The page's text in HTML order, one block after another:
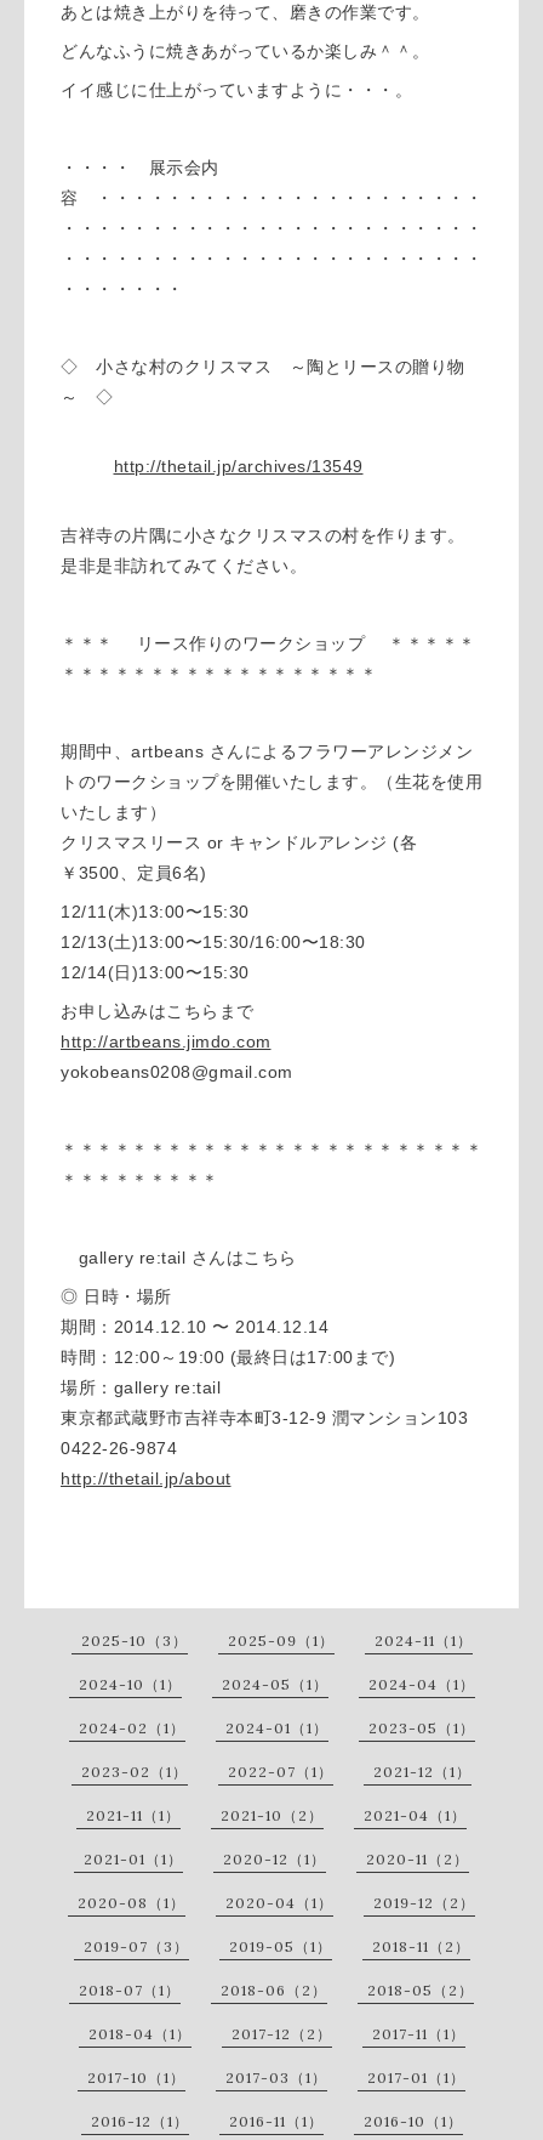
あとは焼き上がりを待って、磨きの作業です。
どんなふうに焼きあがっているか楽しみ＾＾。
イイ感じに仕上がっていますように・・・。
・・・・ 展示会内
容 ・・・・・・・・・・・・・・・・・・・・・・
・・・・・・・・・・・・・・・・・・・・・・・・
・・・・・・・・・・・・・・・・・・・・・・・・
・・・・・・・
◇ 小さな村のクリスマス ～陶とリースの贈り物
～ ◇
http://thetail.jp/archives/13549
吉祥寺の片隅に小さなクリスマスの村を作ります。
是非是非訪れてみてください。
＊＊＊ リース作りのワークショップ ＊＊＊＊＊
＊＊＊＊＊＊＊＊＊＊＊＊＊＊＊＊＊＊
期間中、artbeans さんによるフラワーアレンジメン
トのワークショップを開催いたします。（生花を使用
いたします）
クリスマスリース or キャンドルアレンジ (各
￥3500、定員6名)
12/11(木)13:00〜15:30
12/13(土)13:00〜15:30/16:00〜18:30
12/14(日)13:00〜15:30
お申し込みはこちらまで
http://artbeans.jimdo.com
yokobeans0208@gmail.com
＊＊＊＊＊＊＊＊＊＊＊＊＊＊＊＊＊＊＊＊＊＊＊＊
＊＊＊＊＊＊＊＊＊
gallery re:tail さんはこちら
◎ 日時・場所
期間：2014.12.10 〜 2014.12.14
時間：12:00～19:00 (最終日は17:00まで)
場所：gallery re:tail
東京都武蔵野市吉祥寺本町3-12-9 潤マンション103
0422-26-9874
http://thetail.jp/about
2025-10（3） 2025-09（1） 2024-11（1）
2024-10（1） 2024-05（1） 2024-04（1）
2024-02（1） 2024-01（1） 2023-05（1）
2023-02（1） 2022-07（1） 2021-12（1）
2021-11（1） 2021-10（2） 2021-04（1）
2021-01（1） 2020-12（1） 2020-11（2）
2020-08（1） 2020-04（1） 2019-12（2）
2019-07（3） 2019-05（1） 2018-11（2）
2018-07（1） 2018-06（2） 2018-05（2）
2018-04（1） 2017-12（2） 2017-11（1）
2017-10（1） 2017-03（1） 2017-01（1）
2016-12（1） 2016-11（1） 2016-10（1）